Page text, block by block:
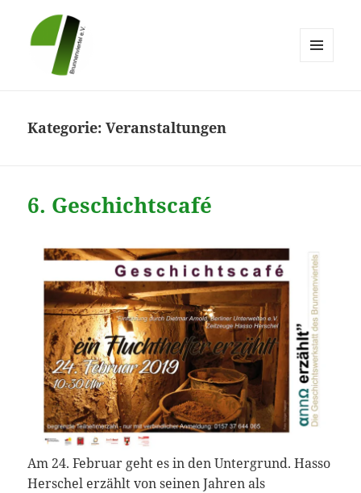
Kategorie:Veranstaltungen
6. Geschichtscafé
Am 24. Februar geht es in den Untergrund. Hasso
Herschel erzählt von seinen Jahren als